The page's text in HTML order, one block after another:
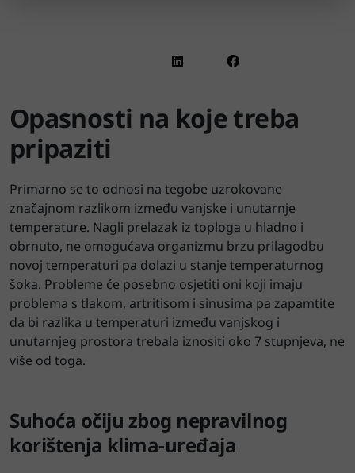
Opasnosti na koje treba
pripaziti
Primarno se to odnosi na tegobe uzrokovane
značajnom razlikom između vanjske i unutarnje
temperature. Nagli prelazak iz toploga u hladno i
obrnuto, ne omogućava organizmu brzu prilagodbu
novoj temperaturi pa dolazi u stanje temperaturnog
šoka. Probleme će posebno osjetiti oni koji imaju
problema s tlakom, artritisom i sinusima pa zapamtite
da bi razlika u temperaturi između vanjskog i
unutarnjeg prostora trebala iznositi oko 7 stupnjeva, ne
više od toga.
Suhoća očiju zbog nepravilnog
korištenja klima-uređaja